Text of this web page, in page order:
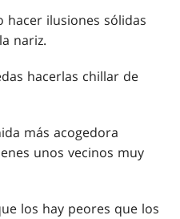
ilusiones sólidas
nariz.
hacerlas chillar de
más acogedora
unos vecinos muy
los hay peores que los